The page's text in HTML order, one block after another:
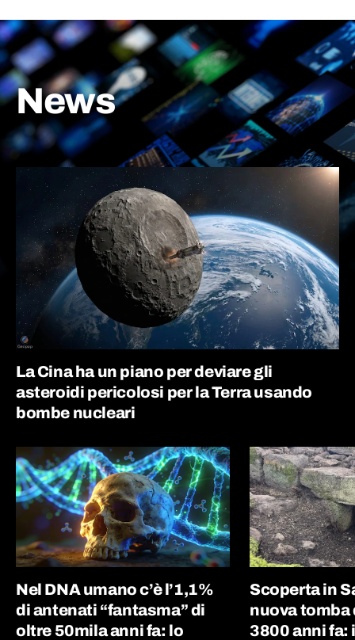
News
La Cina ha un piano per deviare gli
asteroidi pericolosi per la Terra usando
bombe nucleari
Nel DNA umano c’è l’1,1%
di antenati “fantasma” di
oltre 50mila anni fa: lo
Scoperta in
nuova tomba
3800 anni fa: